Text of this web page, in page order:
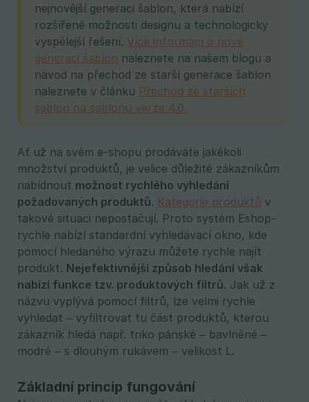
nejnovější generaci šablon, která nabízí
rozšířené možnosti designu a technologicky
vyspělejší řešení. Více informací o nové
generaci šablon naleznete na našem blogu a
návod na přechod ze starší generace šablon
naleznete v článku Přechod ze starších
šablon na šablonu verze 4.0.
Ať už na svém e-shopu prodáváte jakékoli
množství produktů, je velice důležité zákazníkům
nabídnout možnost rychlého vyhledání
požadovaných produktů. Kategorie produktů v
takové situaci nepostačují. Proto systém Eshop-
rychle nabízí standardní vyhledávací okno, kde
pomocí hledaného výrazu můžete rychle najít
produkt. Nejefektivnější způsob hledání však
nabízí funkce tzv. produktových filtrů. Jak už z
názvu vyplývá pomocí filtrů, lze velmi rychle
vyhledat – vyfiltrovat tu část produktů, kterou
zákazník hledá např. triko pánské – bavlněné –
modré – s dlouhým rukávem – velikost L.
Základní princip fungování